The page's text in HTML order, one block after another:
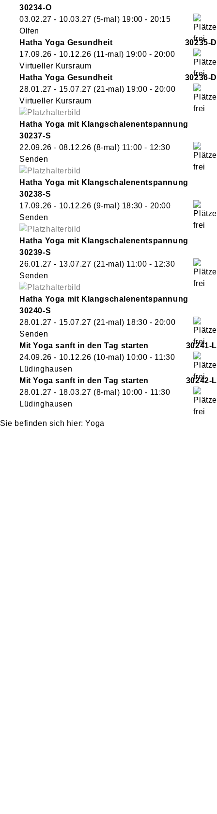
30234-O
03.02.27 - 10.03.27 (5-mal) 19:00 - 20:15
Olfen
Hatha Yoga Gesundheit
30235-D
17.09.26 - 10.12.26 (11-mal) 19:00 - 20:00
Virtueller Kursraum
Hatha Yoga Gesundheit
30236-D
28.01.27 - 15.07.27 (21-mal) 19:00 - 20:00
Virtueller Kursraum
Hatha Yoga mit Klangschalenentspannung
30237-S
22.09.26 - 08.12.26 (8-mal) 11:00 - 12:30
Senden
Hatha Yoga mit Klangschalenentspannung
30238-S
17.09.26 - 10.12.26 (9-mal) 18:30 - 20:00
Senden
Hatha Yoga mit Klangschalenentspannung
30239-S
26.01.27 - 13.07.27 (21-mal) 11:00 - 12:30
Senden
Hatha Yoga mit Klangschalenentspannung
30240-S
28.01.27 - 15.07.27 (21-mal) 18:30 - 20:00
Senden
Mit Yoga sanft in den Tag starten
30241-L
24.09.26 - 10.12.26 (10-mal) 10:00 - 11:30
Lüdinghausen
Mit Yoga sanft in den Tag starten
30242-L
28.01.27 - 18.03.27 (8-mal) 10:00 - 11:30
Lüdinghausen
Yoga